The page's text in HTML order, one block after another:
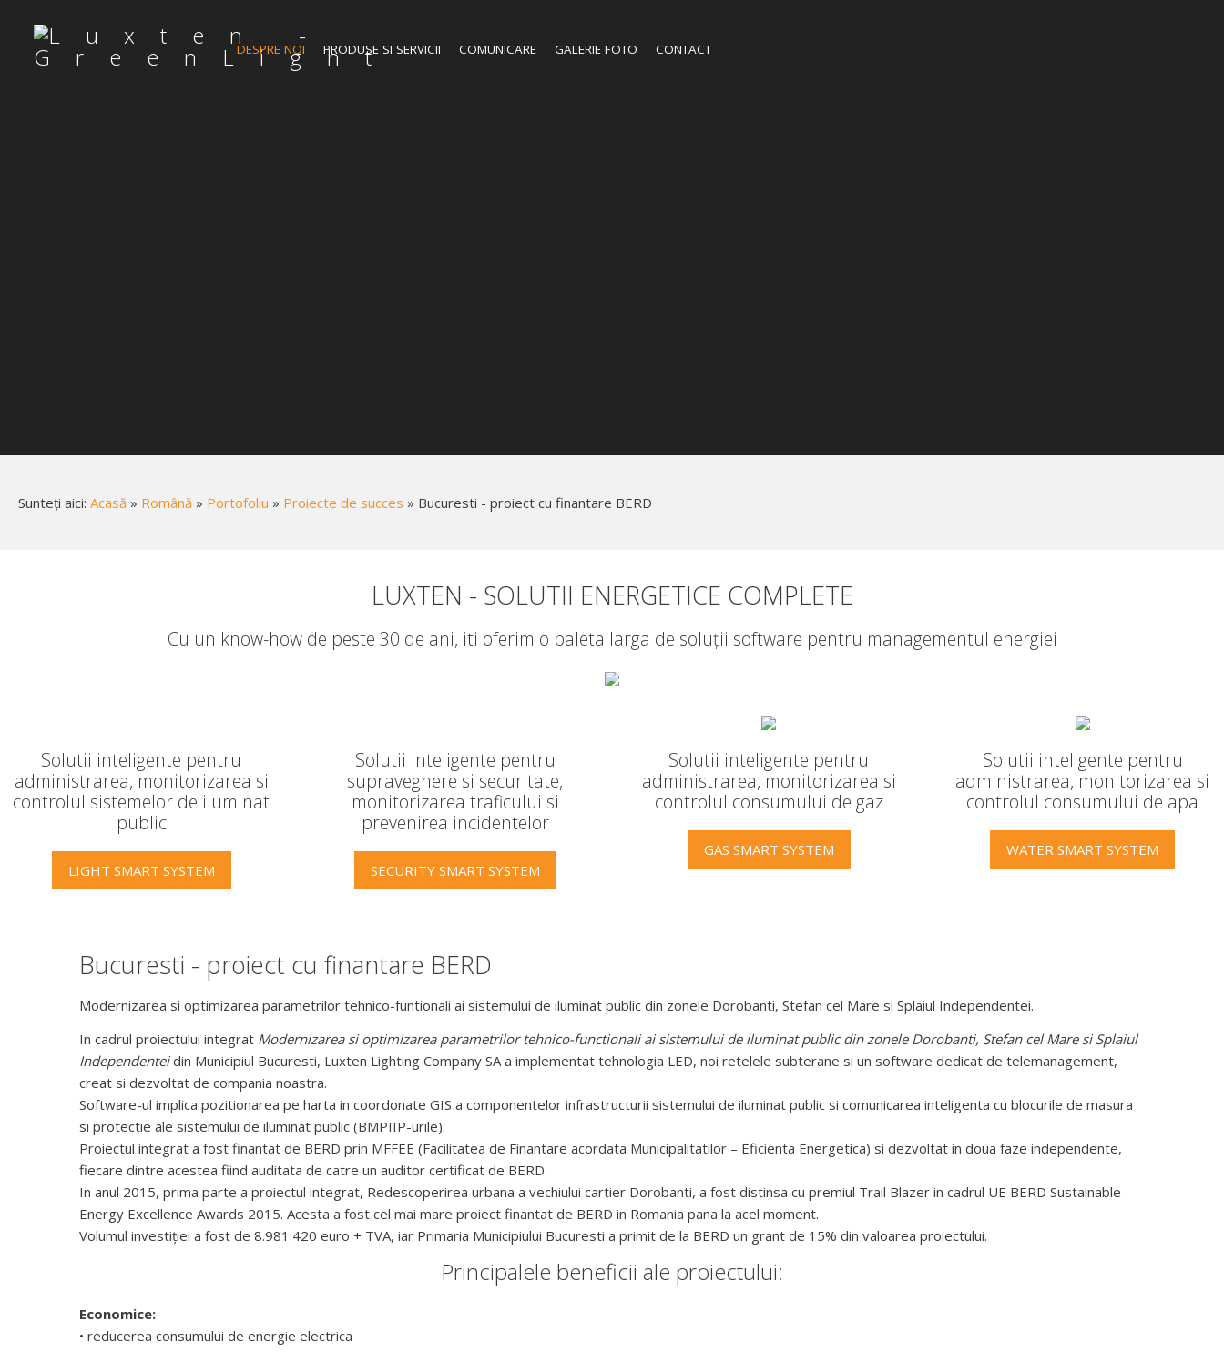
DESPRE NOI PRODUSE SI SERVICII COMUNICARE GALERIE FOTO CONTACT
Sunteți aici: Acasă » Română » Portofoliu » Proiecte de succes » Bucuresti - proiect cu finantare BERD
LUXTEN - SOLUTII ENERGETICE COMPLETE
Cu un know-how de peste 30 de ani, iti oferim o paleta larga de soluții software pentru managementul energiei
Solutii inteligente pentru
administrarea, monitorizarea si
controlul sistemelor de iluminat
public
LIGHT SMART SYSTEM
Solutii inteligente pentru
supraveghere si securitate,
monitorizarea traficului si
prevenirea incidentelor
SECURITY SMART SYSTEM
Solutii inteligente pentru
administrarea, monitorizarea si
controlul consumului de gaz
GAS SMART SYSTEM
Solutii inteligente pentru
administrarea, monitorizarea si
controlul consumului de apa
WATER SMART SYSTEM
Bucuresti - proiect cu finantare BERD
Modernizarea si optimizarea parametrilor tehnico-funtionali ai sistemului de iluminat public din zonele Dorobanti, Stefan cel Mare si Splaiul Independentei.
In cadrul proiectului integrat Modernizarea si optimizarea parametrilor tehnico-functionali ai sistemului de iluminat public din zonele Dorobanti, Stefan cel Mare si Splaiul
Independenteidin Municipiul Bucuresti, Luxten Lighting Company SA a implementat tehnologia LED, noi retelele subterane si un software dedicat de telemanagement,
creat si dezvoltat de compania noastra.
Software-ul implica pozitionarea pe harta in coordonate GIS a componentelor infrastructurii sistemului de iluminat public si comunicarea inteligenta cu blocurile de masura
si protectie ale sistemului de iluminat public (BMPIIP-urile).
Proiectul integrat a fost finantat de BERD prin MFFEE (Facilitatea de Finantare acordata Municipalitatilor – Eficienta Energetica) si dezvoltat in doua faze independente,
fiecare dintre acestea fiind auditata de catre un auditor certificat de BERD.
In anul 2015, prima parte a proiectul integrat, Redescoperirea urbana a vechiului cartier Dorobanti, a fost distinsa cu premiul Trail Blazer in cadrul UE BERD Sustainable
Energy Excellence Awards 2015. Acesta a fost cel mai mare proiect finantat de BERD in Romania pana la acel moment.
Volumul investiției a fost de 8.981.420 euro + TVA, iar Primaria Municipiului Bucuresti a primit de la BERD un grant de 15% din valoarea proiectului.
Principalele beneficii ale proiectului:
Economice:
• reducerea consumului de energie electrica